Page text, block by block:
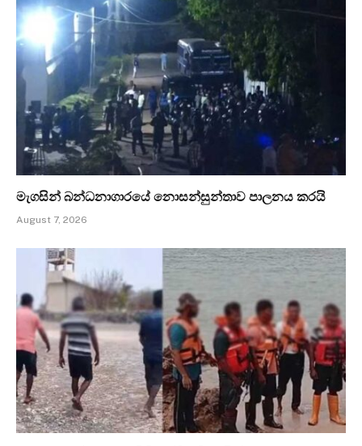
මැගසින් බන්ධනාගාරයේ නොසන්සුන්තාව පාලනය කරයි
August 7, 2026